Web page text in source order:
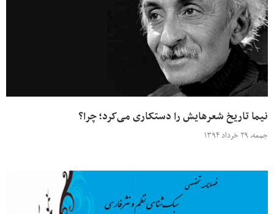
نیما تاریخ شعرهایش را دستکاری می‌کرد؛ چرا؟
جمعه، ۲۹ خرداد ۱۳۹۴